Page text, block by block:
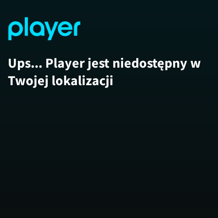
Ups... Player jest niedostępny w
Twojej lokalizacji